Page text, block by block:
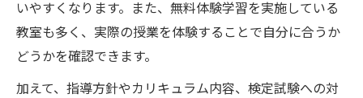
いやすくなります。また、無料体験学習を実施している
教室も多く、実際の授業を体験することで自分に合うか
どうかを確認できます。
加えて、指導方針やカリキュラム内容、検定試験への対